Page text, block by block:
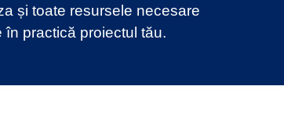
și toate resursele necesare
în practică proiectul tău.